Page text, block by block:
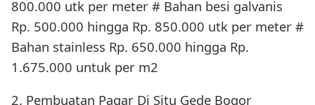
800.000 utk per meter # Bahan besi galvanis
Rp. 500.000 hingga Rp. 850.000 utk per meter #
Bahan stainless Rp. 650.000 hingga Rp.
1.675.000 untuk per m2
2. Pembuatan Pagar Di Situ Gede Bogor